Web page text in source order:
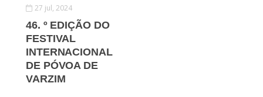
27 jul, 2024
46. º EDIÇÃO DO
FESTIVAL
INTERNACIONAL
DE PÓVOA DE
VARZIM